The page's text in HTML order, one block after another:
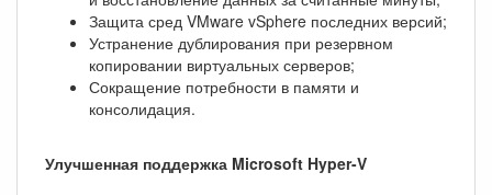
Защита сред VMware vSphere последних версий;
Устранение дублирования при резервном
копировании виртуальных серверов;
Сокращение потребности в памяти и
консолидация.
Улучшенная поддержка Microsoft Hyper-V